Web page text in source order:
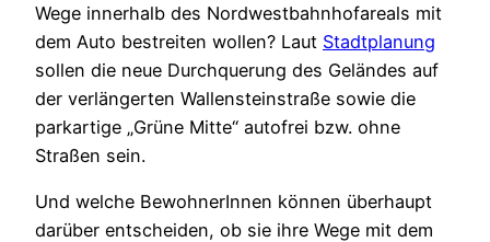
Wege innerhalb des Nordwestbahnhofareals mit
dem Auto bestreiten wollen? Laut Stadtplanung
sollen die neue Durchquerung des Geländes auf
der verlängerten Wallensteinstraße sowie die
parkartige „Grüne Mitte“ autofrei bzw. ohne
Straßen sein.
Und welche BewohnerInnen können überhaupt
darüber entscheiden, ob sie ihre Wege mit dem